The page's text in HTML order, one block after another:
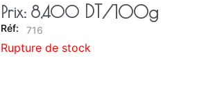
Prix: 8,400 DT/100g
716
Rupture de stock